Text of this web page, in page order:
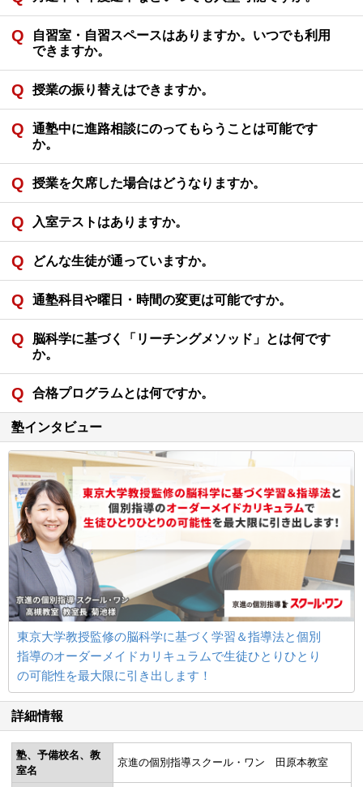
自習室・自習スペースはありますか。いつでも利用
できますか。
授業の振り替えはできますか。
通塾中に進路相談にのってもらうことは可能です
か。
授業を欠席した場合はどうなりますか。
入室テストはありますか。
どんな生徒が通っていますか。
通塾科目や曜日・時間の変更は可能ですか。
脳科学に基づく「リーチングメソッド」とは何です
か。
合格プログラムとは何ですか。
塾インタビュー
東京大学教授監修の脳科学に基づく学習＆指導法と個別
指導のオーダーメイドカリキュラムで生徒ひとりひとり
の可能性を最大限に引き出します！
詳細情報
塾、予備校名、教
室名
京進の個別指導スクール・ワン 田原本教室